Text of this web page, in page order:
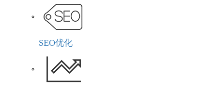
SEO优化